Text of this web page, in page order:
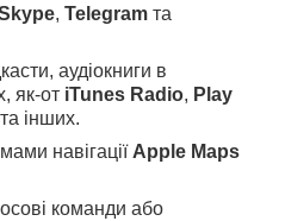
, Telegram та
аудіокниги в
як-от iTunes Radio, Play
та інших.
навігації Apple Maps
команди або